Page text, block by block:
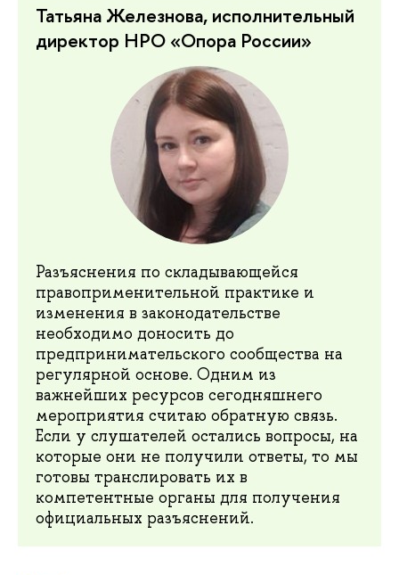
Татьяна Железнова, исполнительный
директор НРО «Опора России»
Разъяснения по складывающейся
правоприменительной практике и
изменения в законодательстве
необходимо доносить до
предпринимательского сообщества на
регулярной основе. Одним из
важнейших ресурсов сегодняшнего
мероприятия считаю обратную связь.
Если у слушателей остались вопросы, на
которые они не получили ответы, то мы
готовы транслировать их в
компетентные органы для получения
официальных разъяснений.